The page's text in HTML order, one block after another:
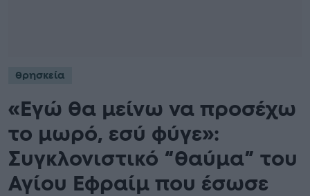
θρησκεία
«Εγώ θα μείνω να προσέχω
το μωρό, εσύ φύγε»:
Συγκλονιστικό “θαύμα” του
Αγίου Εφραίμ που έσωσε